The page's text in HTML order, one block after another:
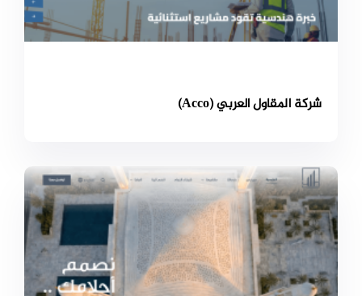
شركة المقاول العربي (Acco)